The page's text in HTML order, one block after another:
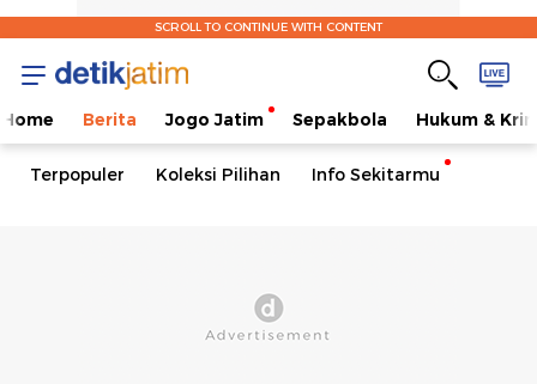
SCROLL TO CONTINUE WITH CONTENT
Home Berita Jogo Jatim Sepakbola Hukum &
Terpopuler Koleksi Pilihan Info Sekitarmu